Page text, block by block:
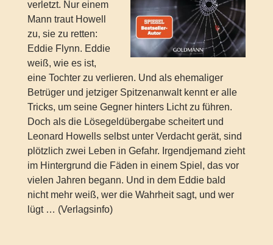
verletzt. Nur einem
Mann traut Howell
zu, sie zu retten:
Eddie Flynn. Eddie
weiß, wie es ist,
eine Tochter zu verlieren. Und als ehemaliger
Betrüger und jetziger Spitzenanwalt kennt er alle
Tricks, um seine Gegner hinters Licht zu führen.
Doch als die Lösegeldübergabe scheitert und
Leonard Howells selbst unter Verdacht gerät, sind
plötzlich zwei Leben in Gefahr. Irgendjemand zieht
im Hintergrund die Fäden in einem Spiel, das vor
vielen Jahren begann. Und in dem Eddie bald
nicht mehr weiß, wer die Wahrheit sagt, und wer
lügt … (Verlagsinfo)